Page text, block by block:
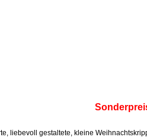
liebevoll gestaltete, kleine